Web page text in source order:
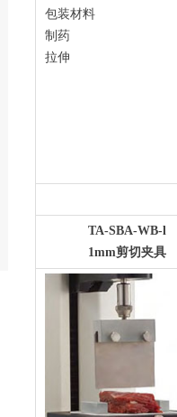
包装材料
制药
拉伸
TA-SBA-WB-l
1mm剪切夹具